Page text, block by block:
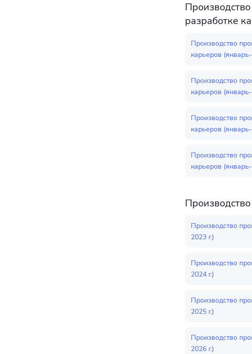
разработке
Производство
карьеров
Производство
карьеров
Производство
карьеров
Производство
карьеров
Производство
2023 г.)
Производство
2024 г.)
Производство
2025 г.)
Производство
2026 г.)